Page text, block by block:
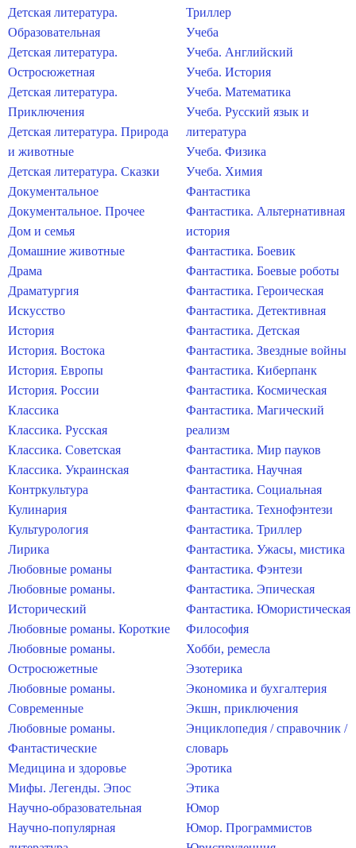
Детская литература.
Образовательная
Детская литература.
Остросюжетная
Детская литература.
Приключения
Детская литература. Природа
и животные
Детская литература. Сказки
Документальное
Документальное. Прочее
Дом и семья
Домашние животные
Драма
Драматургия
Искусство
История
История. Востока
История. Европы
История. России
Классика
Классика. Русская
Классика. Советская
Классика. Украинская
Контркультура
Кулинария
Культурология
Лирика
Любовные романы
Любовные романы.
Исторический
Любовные романы. Короткие
Любовные романы.
Остросюжетные
Любовные романы.
Современные
Любовные романы.
Фантастические
Медицина и здоровье
Мифы. Легенды. Эпос
Научно-образовательная
Научно-популярная
Триллер
Учеба
Учеба. Английский
Учеба. История
Учеба. Математика
Учеба. Русский язык и
литература
Учеба. Физика
Учеба. Химия
Фантастика
Фантастика. Альтернативная
история
Фантастика. Боевик
Фантастика. Боевые роботы
Фантастика. Героическая
Фантастика. Детективная
Фантастика. Детская
Фантастика. Звездные войны
Фантастика. Киберпанк
Фантастика. Космическая
Фантастика. Магический
реализм
Фантастика. Мир пауков
Фантастика. Научная
Фантастика. Социальная
Фантастика. Технофэнтези
Фантастика. Триллер
Фантастика. Ужасы, мистика
Фантастика. Фэнтези
Фантастика. Эпическая
Фантастика. Юмористическая
Философия
Хобби, ремесла
Эзотерика
Экономика и бухгалтерия
Экшн, приключения
Энциклопедия / справочник /
словарь
Эротика
Этика
Юмор
Юмор. Программистов